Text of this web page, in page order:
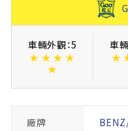
車輛外觀：5
★ ★ ★ ★
★
車
★
廠牌